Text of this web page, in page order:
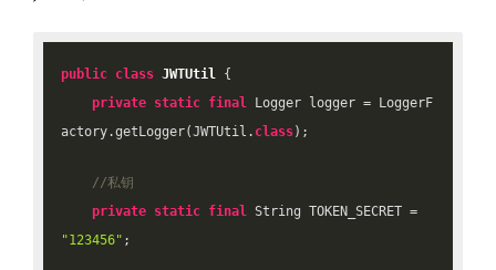
public class JWTUtil {
private static final Logger logger = LoggerF
actory.getLogger(JWTUtil . class) ;
//私钥
private static final String TOKEN_SECRET =
"123456" ;